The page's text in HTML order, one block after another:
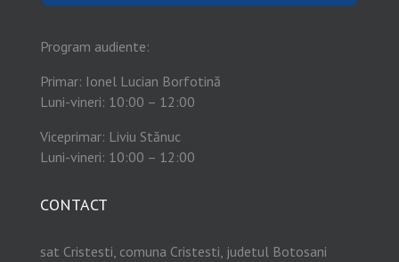
Program audiente:
Primar: Ionel Lucian Borfotină
Luni-vineri: 10:00 – 12:00
Viceprimar: Liviu Stănuc
Luni-vineri: 10:00 – 12:00
CONTACT
sat Cristesti, comuna Cristesti, judetul Botosani